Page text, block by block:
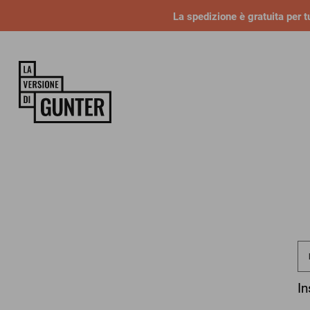
La spedizione è gratuita